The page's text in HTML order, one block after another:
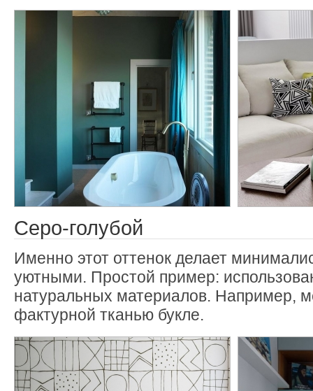
Серо-голубой
Именно этот оттенок делает
уютными. Простой пример:
натуральных материалов. Например,
фактурной тканью букле.